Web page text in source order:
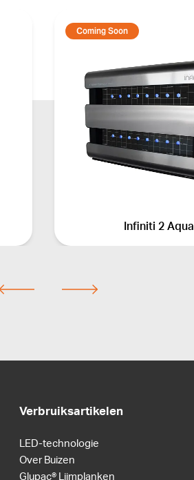
Coming Soon
Infiniti 2 Aqua
Verbruiksartikelen
LED-technologie
Over Buizen
Glupac® Lijmplanken